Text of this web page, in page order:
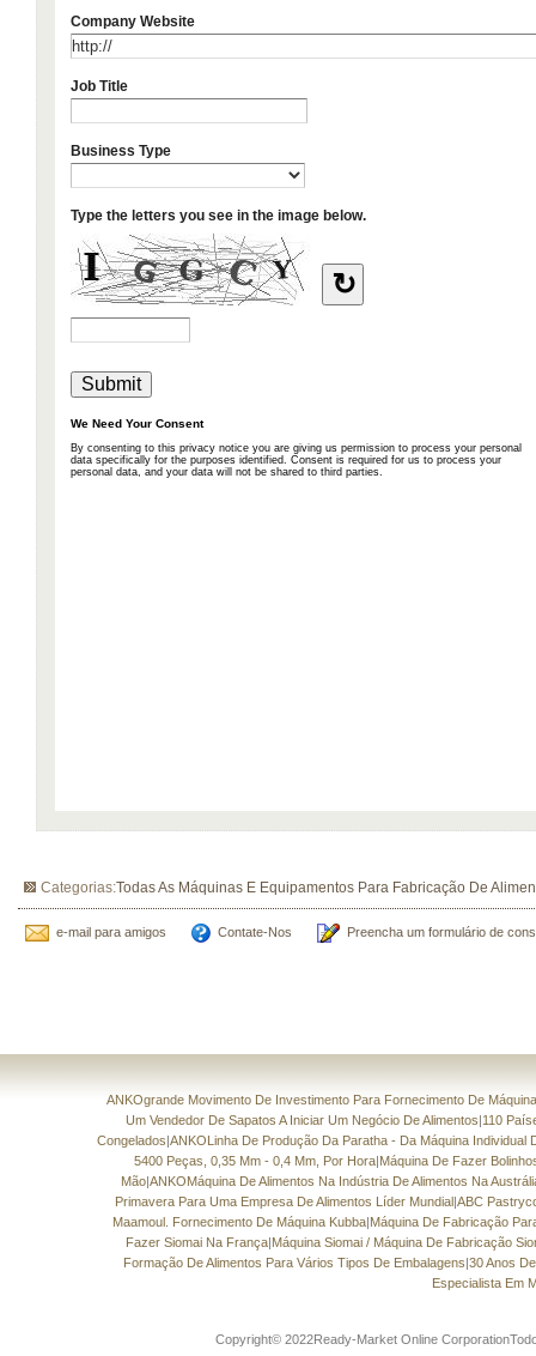
Categorias:Todas As Máquinas E Equipamentos Para Fabricação De
e-mail para amigos Contate-Nos Preencha um formulário de
ANKOgrande Movimento De Investimento Para Fornecimento De
Um Vendedor De Sapatos A Iniciar Um Negócio De Alimentos|110
Congelados|ANKOLinha De Produção Da Paratha - Da Máquina Individual
5400 Peças, 0,35 Mm - 0,4 Mm, Por Hora|Máquina De Fazer
Mão|ANKOMáquina De Alimentos Na Indústria De Alimentos Na
Primavera Para Uma Empresa De Alimentos Líder Mundial|ABC
Maamoul. Fornecimento De Máquina Kubba|Máquina De Fabricação
Fazer Siomai Na França|Máquina Siomai / Máquina De Fabricação
Formação De Alimentos Para Vários Tipos De Embalagens|30 Anos
Especialista Em
Copyright© 2022Ready-Market Online